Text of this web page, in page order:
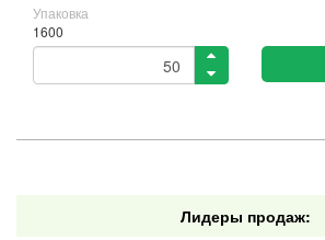
Упаковка
1600
Лидеры продаж: